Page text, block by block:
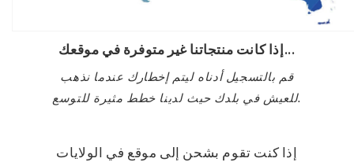
إذا كانت منتجاتنا غير متوفرة في موقعك...
قم بالتسجيل أدناه ليتم إخطارك عندما نذهب
للعيش في بلدك حيث لدينا خطط مثيرة للتوسع.
إذا كنت تقوم بشحن إلى موقع في الولايات